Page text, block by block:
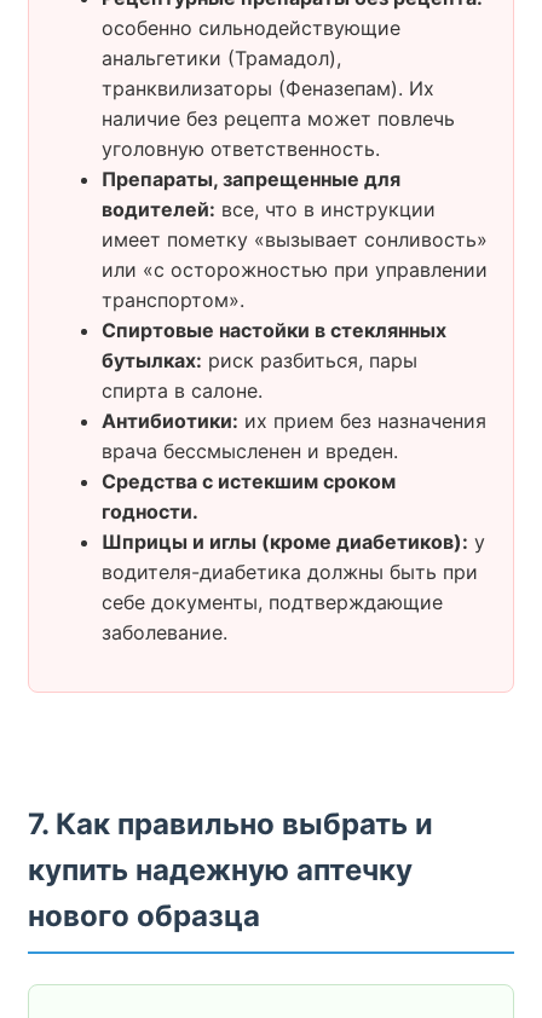
особенно сильнодействующие
анальгетики (Трамадол),
транквилизаторы (Феназепам). Их
наличие без рецепта может повлечь
уголовную ответственность.
Препараты, запрещенные для
водителей: все, что в инструкции
имеет пометку «вызывает сонливость»
или «с осторожностью при управлении
транспортом».
Спиртовые настойки в стеклянных
бутылках: риск разбиться, пары
спирта в салоне.
Антибиотики: их прием без назначения
врача бессмысленен и вреден.
Средства с истекшим сроком
годности.
Шприцы и иглы (кроме диабетиков): у
водителя-диабетика должны быть при
себе документы, подтверждающие
заболевание.
7. Как правильно выбрать и
купить надежную аптечку
нового образца